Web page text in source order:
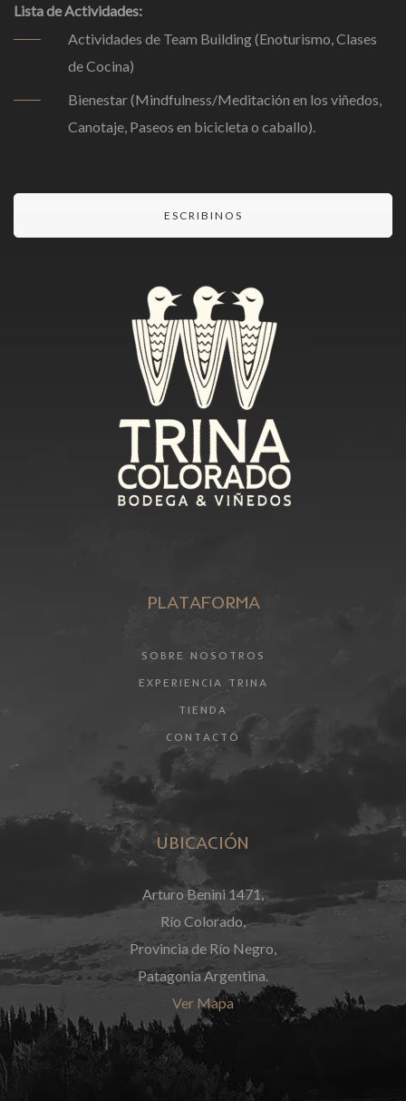
Lista de Actividades:
Actividades de Team Building (Enoturismo, Clases
de Cocina)
Bienestar (Mindfulness/Meditación en los viñedos,
Canotaje, Paseos en bicicleta o caballo).
ESCRIBINOS
PLATAFORMA
SOBRE NOSOTROS
EXPERIENCIA TRINA
TIENDA
CONTACTO
UBICACIÓN
Arturo Benini 1471,
Río Colorado,
Provincia de Río Negro,
Patagonia Argentina.
Ver Mapa